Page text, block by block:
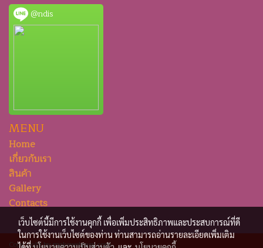
@ndis
MENU
Home
เกี่ยวกับเรา
สินค้า
Gallery
Contacts
Copy right by makewebeasy.com
เว็บไซต์นี้มีการใช้งานคุกกี้ เพื่อเพิ่มประสิทธิภาพและประสบการณ์ที่ดี
ในการใช้งานเว็บไซต์ของท่าน ท่านสามารถอ่านรายละเอียดเพิ่มเติม